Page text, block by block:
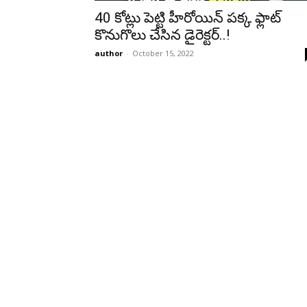
40 కోట్లు పెట్టి హీరోయిన్ ప‌క్క ఫ్లాట్
కొనుగొలు చేసిన డైరెక్ట‌ర్..!
author - October 15, 2022